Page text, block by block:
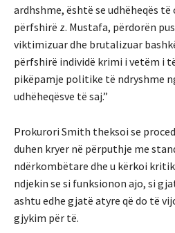
ardhshme, është se udhëheqës të
përfshirë z. Mustafa, përdorën
viktimizuar dhe brutalizuar
përfshirë individë krimi i vetëm i
pikëpamje politike të ndryshme
udhëheqësve të saj.”
Prokurori Smith theksoi se
duhen kryer në përputhje me
ndërkombëtare dhe u kërkoi
ndjekin se si funksionon ajo, si
ashtu edhe gjatë atyre që do të
gjykim për të.